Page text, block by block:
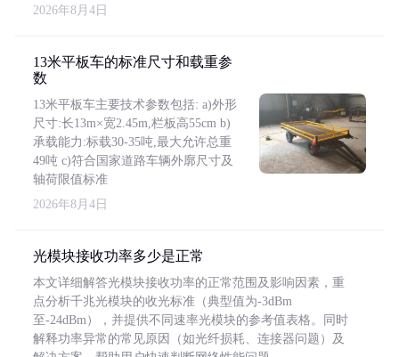
2026年8月4日
13米平板车的标准尺寸和载重参
数
13米平板车主要技术参数包括: a)外形
尺寸:长13m×宽2.45m,栏板高55cm b)
承载能力:标载30-35吨,最大允许总重
49吨 c)符合国家道路车辆外廓尺寸及
轴荷限值标准
2026年8月4日
光模块接收功率多少是正常
本文详细解答光模块接收功率的正常范围及影响因素，重
点分析千兆光模块的收光标准（典型值为-3dBm
至-24dBm），并提供不同速率光模块的参考值表格。同时
解释功率异常的常见原因（如光纤损耗、连接器问题）及